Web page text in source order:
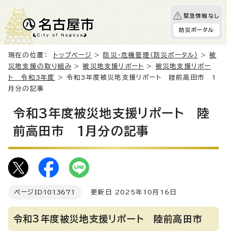
緊急情報なし
防災ポータル
現在の位置： トップページ > 防災・危機管理（防災ポータル） >被
災地支援の取り組み>被災地支援リポート > 被災地支援リポー
ト 令和3年度
> 令和3年度被災地支援リポート 陸前高田市 1
月分の記事
令和3年度被災地支援リポート 陸
前高田市 1月分の記事
ページID 1013671 更新日 2025年10月16日
令和3年度被災地支援リポート 陸前高田市